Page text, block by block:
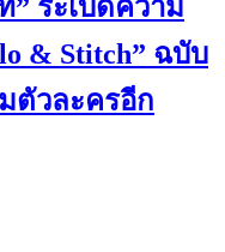
ระเบิดความ
& Stitch” ฉบับ
ตัวละครอีก